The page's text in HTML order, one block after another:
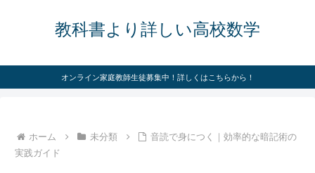
教科書より詳しい高校数学
オンライン家庭教師生徒募集中！詳しくはこちらから！
ホーム 未分類
音読で身につく｜効率的な暗記術の
実践ガイド